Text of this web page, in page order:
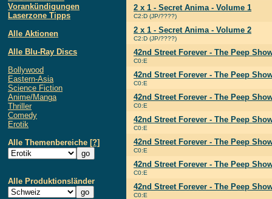
Vorankündigungen
Laserzone Tipps
Alle Aktionen
Alle Blu-Ray Discs
Bollywood
Eastern-Asia
Science Fiction
Anime/Manga
Thriller
Comedy
Erotik
Alle Themenbereiche [?]
Alle Produktionsländer
2 x 1 - Secret Anima - Volume 1
C2:D (JP/????)
2 x 1 - Secret Anima - Volume 2
C2:D (JP/????)
42nd Street Forever - The Peep
C0:E
42nd Street Forever - The Peep
C0:E
42nd Street Forever - The Peep
C0:E
42nd Street Forever - The Peep
C0:E
42nd Street Forever - The Peep
C0:E
42nd Street Forever - The Peep
C0:E
42nd Street Forever - The Peep
C0:E